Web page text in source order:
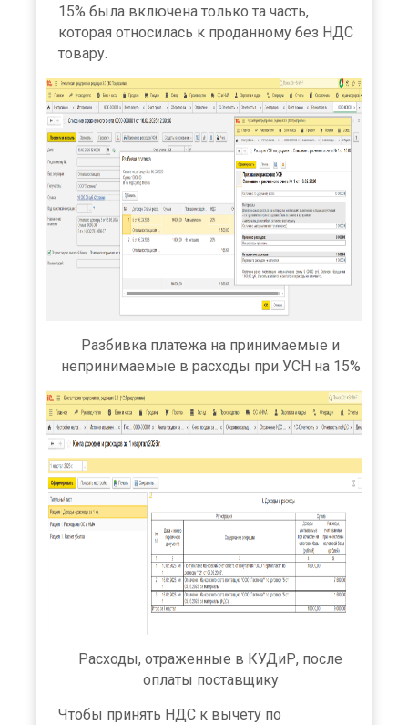
15% была включена только та часть,
которая относилась к проданному без НДС
товару.
Разбивка платежа на принимаемые и
непринимаемые в расходы при УСН на 15%
Расходы, отраженные в КУДиР, после
оплаты поставщику
Чтобы принять НДС к вычету по